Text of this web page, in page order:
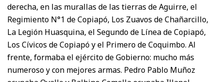
derecha, en las murallas de las tierras de Aguirre, el
Regimiento N°1 de Copiapó, Los Zuavos de Chañarcillo,
La Legión Huasquina, el Segundo de Línea de Copiapó,
Los Cívicos de Copiapó y el Primero de Coquimbo. Al
frente, formaba el ejército de Gobierno: mucho más
numeroso y con mejores armas. Pedro Pablo Muñoz